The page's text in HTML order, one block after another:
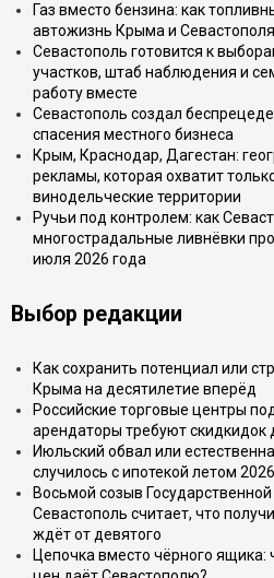
Газ вместо бензина: как
автожизнь Крыма и
Севастополь готовится к
участков, штаб наблюдения и
работу вместе
Севастополь создал
спасения местного бизнеса
Крым, Краснодар, Дагестан:
рекламы, которая охватит
винодельческие территории
Ручьи под контролем: как
многострадальные ливнёвки
июля 2026 года
Выбор редакции
Как сохранить потенциал или
Крыма на десятилетие вперёд
Российские торговые центры
арендаторы требуют скидкидок
Июльский обвал или
случилось с ипотекой летом
Восьмой созыв
Севастополь считает, что
ждёт от девятого
Цепочка вместо чёрного ящика: